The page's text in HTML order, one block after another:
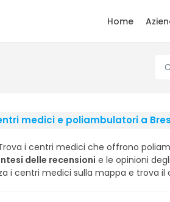
Home
medici e poliambulatori a
i centri medici che offrono
delle recensioni e le opinioni
i centri medici sulla mappa e trova il